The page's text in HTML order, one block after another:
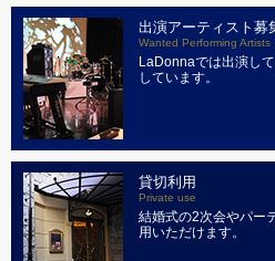
出演アーティスト募
Wanted Performing Artists
LaDonnaでは出演し
しています。
貸切利用
Private use
結婚式の2次会やパー
用いただけます。